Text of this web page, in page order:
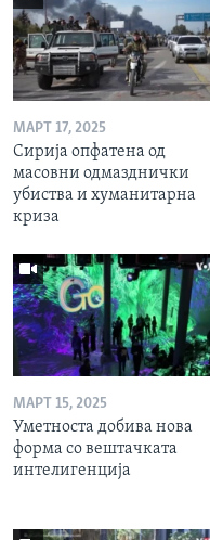
МАРТ 17, 2025
Сирија опфатена од
масовни одмазднички
убиства и хуманитарна
криза
МАРТ 15, 2025
Уметноста добива нова
форма со вештачката
интелигенција